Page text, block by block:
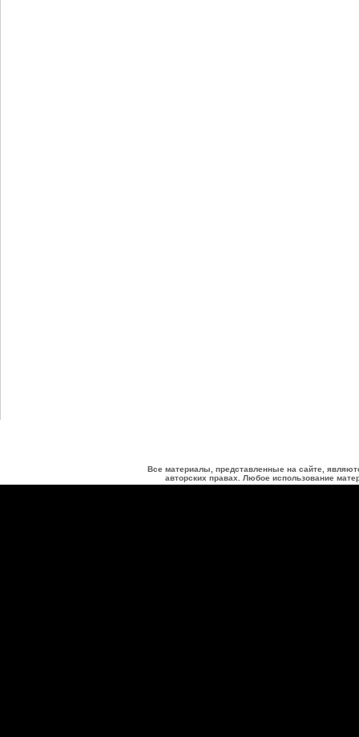
Все материалы, представленные на сайте,
авторских правах. Любое использование